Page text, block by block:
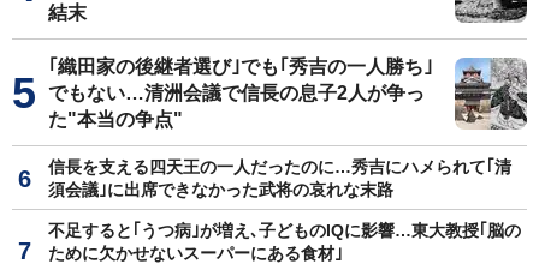
結末
｢織田家の後継者選び｣でも｢秀吉の一人勝ち｣
でもない…清洲会議で信長の息子2人が争っ
た"本当の争点"
信長を支える四天王の一人だったのに…秀吉にハメられて｢清
須会議｣に出席できなかった武将の哀れな末路
不足すると｢うつ病｣が増え､子どものIQに影響…東大教授｢脳の
ために欠かせないスーパーにある食材｣